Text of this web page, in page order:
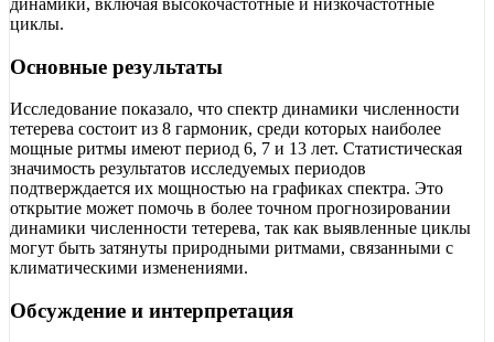
циклы.
Основные результаты
Исследование показало, что спектр динамики численности
тетерева состоит из 8 гармоник, среди которых наиболее
мощные ритмы имеют период 6, 7 и 13 лет. Статистическая
значимость результатов исследуемых периодов
подтверждается их мощностью на графиках спектра. Это
открытие может помочь в более точном прогнозировании
динамики численности тетерева, так как выявленные циклы
могут быть затянуты природными ритмами, связанными с
климатическими изменениями.
Обсуждение и интерпретация